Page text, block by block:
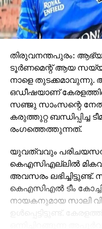
കാഠിന്യമുള്ള
എന്നിവർ ജോലി
ജോലിയിൽ
വരുത്തുക.
ഉച്ചവെയിലിൽ
വിടുന്നതും മറ്റ്
പക്ഷികൾക്കും
കുട്ടികളെയോ
ചെയ്ത
പാടില്ല.
ജലം
ലഭിക്കുമ്പോൾ
തിരുവനന്തപുരം:
ടൂര്‍ണമെന്റ് ആയ
നാളെ തുടക്കമാവുന്നു.
ഒഡീഷയാണ്
സഞ്ജു സാംസന്റെ
കരുത്തുറ്റ ബന്ധിപ്പിച്ച
രംഗത്തെത്തുന്നത്.
യുവത്വവും
കെഎസിഎല്ലില്‍ മികവ്
അവസരം
കെഎസിഎല്‍ ടീം
നായകനുമായ സാലി
ഉള്‍പ്പെട്ടിട്ടുണ്ട്.